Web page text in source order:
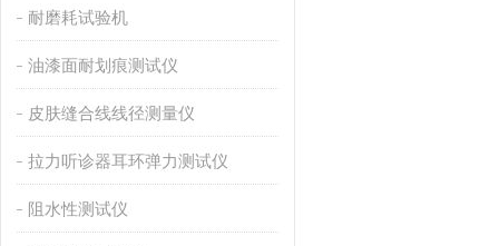
耐磨耗试验机
油漆面耐划痕测试仪
皮肤缝合线线径测量仪
拉力听诊器耳环弹力测试仪
阻水性测试仪